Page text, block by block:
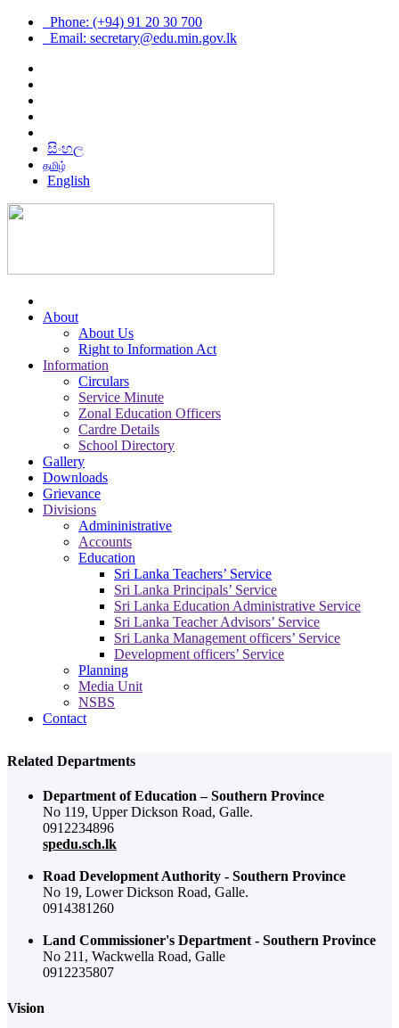
Phone: (+94) 91 20 30 700
Email: secretary@edu.min.gov.lk
සිංහල
தமிழ்
English
About
About Us
Right to Information Act
Information
Circulars
Service Minute
Zonal Education Officers
Cardre Details
School Directory
Gallery
Downloads
Grievance
Divisions
Admininistrative
Accounts
Education
Sri Lanka Teachers’ Service
Sri Lanka Principals’ Service
Sri Lanka Education Administrative Service
Sri Lanka Teacher Advisors’ Service
Sri Lanka Management officers’ Service
Development officers’ Service
Planning
Media Unit
NSBS
Contact
Related Departments
Department of Education – Southern Province
No 119, Upper Dickson Road, Galle.
0912234896
spedu.sch.lk
Road Development Authority - Southern Province
No 19, Lower Dickson Road, Galle.
0914381260
Land Commissioner's Department - Southern Province
No 211, Wackwella Road, Galle
0912235807
Vision